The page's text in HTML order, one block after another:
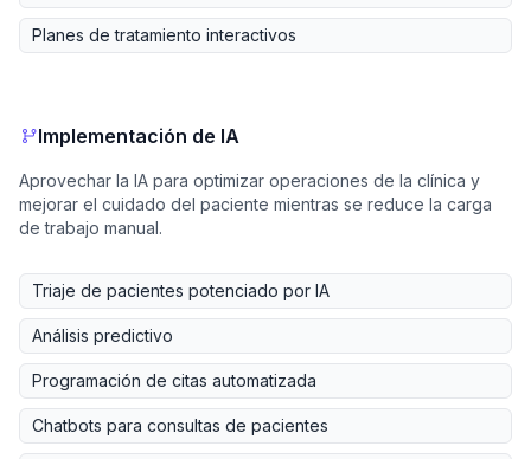
Planes de tratamiento interactivos
Implementación de IA
Aprovechar la IA para optimizar operaciones de la clínica y
mejorar el cuidado del paciente mientras se reduce la carga
de trabajo manual.
Triaje de pacientes potenciado por IA
Análisis predictivo
Programación de citas automatizada
Chatbots para consultas de pacientes